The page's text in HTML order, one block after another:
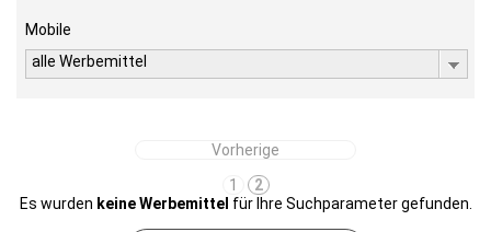
Mobile
alle Werbemittel
Vorherige
1
2
Es wurden keine Werbemittel für Ihre Suchparameter gefunden.